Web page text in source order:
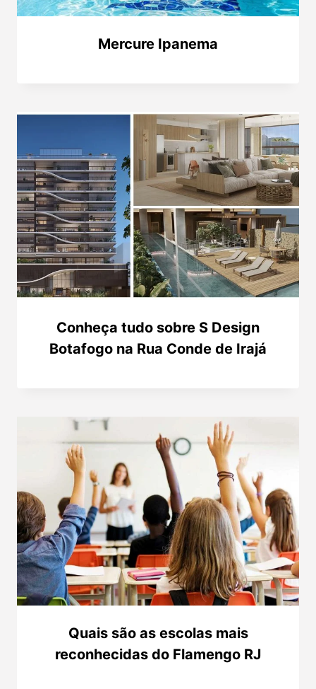
Mercure Ipanema
Conheça tudo sobre S Design
Botafogo na Rua Conde de Irajá
Quais são as escolas mais
reconhecidas do Flamengo RJ